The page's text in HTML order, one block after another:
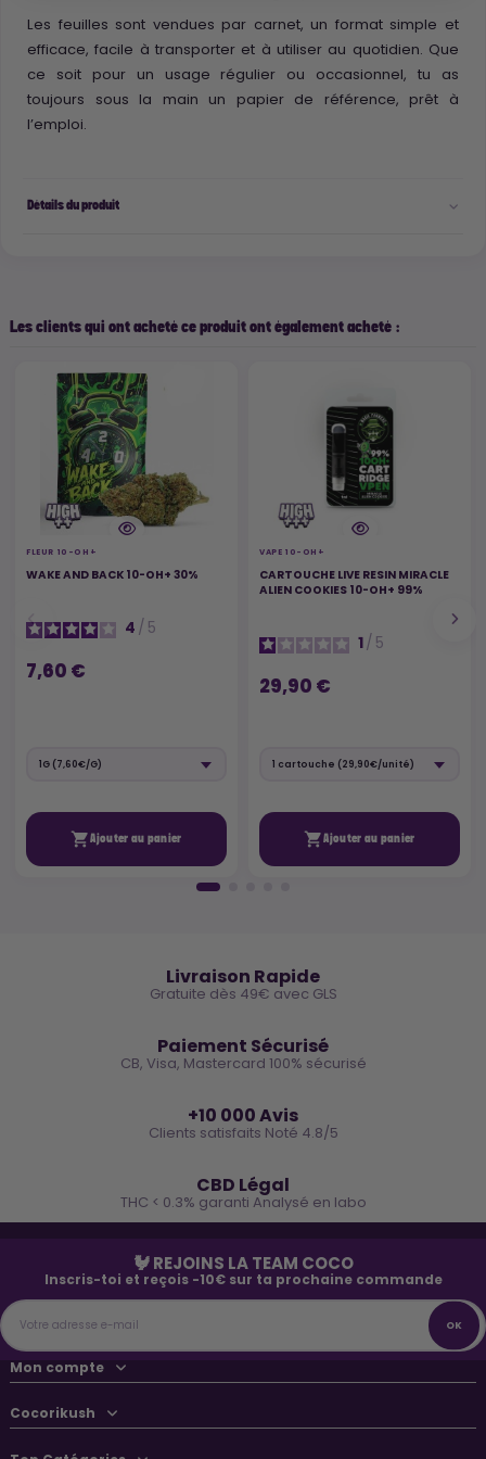
Les feuilles sont vendues par carnet, un format simple et
efficace, facile à transporter et à utiliser au quotidien. Que
ce soit pour un usage régulier ou occasionnel, tu as
toujours sous la main un papier de référence, prêt à
l’emploi.
Détails du produit
Les clients qui ont acheté ce produit ont également acheté :
FLEUR 10-OH+
WAKE AND BACK 10-OH+ 30%
4 / 5
7,60 €
Ajouter au panier
VAPE 10-OH+
CARTOUCHE LIVE RESIN MIRACLE
ALIEN COOKIES 10-OH+ 99%
1/ 5
29,90 €
Ajouter au panier
Livraison Rapide
Gratuite dès 49€ avec GLS
Paiement Sécurisé
CB, Visa, Mastercard 100% sécurisé
+10 000 Avis
Clients satisfaits Noté 4.8/5
CBD Légal
THC < 0.3% garanti Analysé en labo
🐓 REJOINS LA TEAM COCO
Inscris-toi et reçois -10€ sur ta prochaine commande
Mon compte
Cocorikush